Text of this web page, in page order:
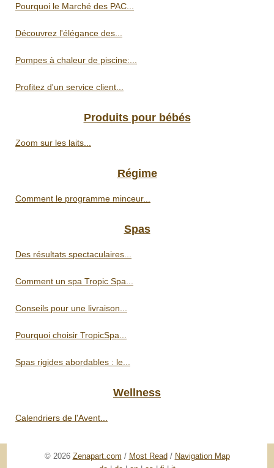
Pourquoi le Marché des PAC...
Découvrez l'élégance des...
Pompes à chaleur de piscine:...
Profitez d'un service client...
Produits pour bébés
Zoom sur les laits...
Régime
Comment le programme minceur...
Spas
Des résultats spectaculaires...
Comment un spa Tropic Spa...
Conseils pour une livraison...
Pourquoi choisir TropicSpa...
Spas rigides abordables : le...
Wellness
Calendriers de l'Avent...
© 2026 Zenapart.com / Most Read / Navigation Map